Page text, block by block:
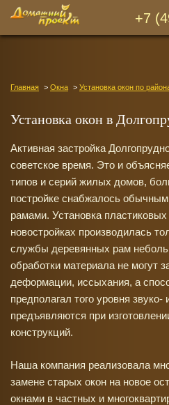
+7
Главная Окна Установка окон по
Установка окон в
Активная застройка
советское время. Это и
типов и серий жилых домов,
постройке снабжалось
рамами. Установка
новостройках производилась
службы деревянных рам
обработки материала не могут
деформации, иссыхания, а
предполагал того уровня
предъявляются при
конструкций.
Наша компания реализовала
замене старых окон на новое
окнами в частных и